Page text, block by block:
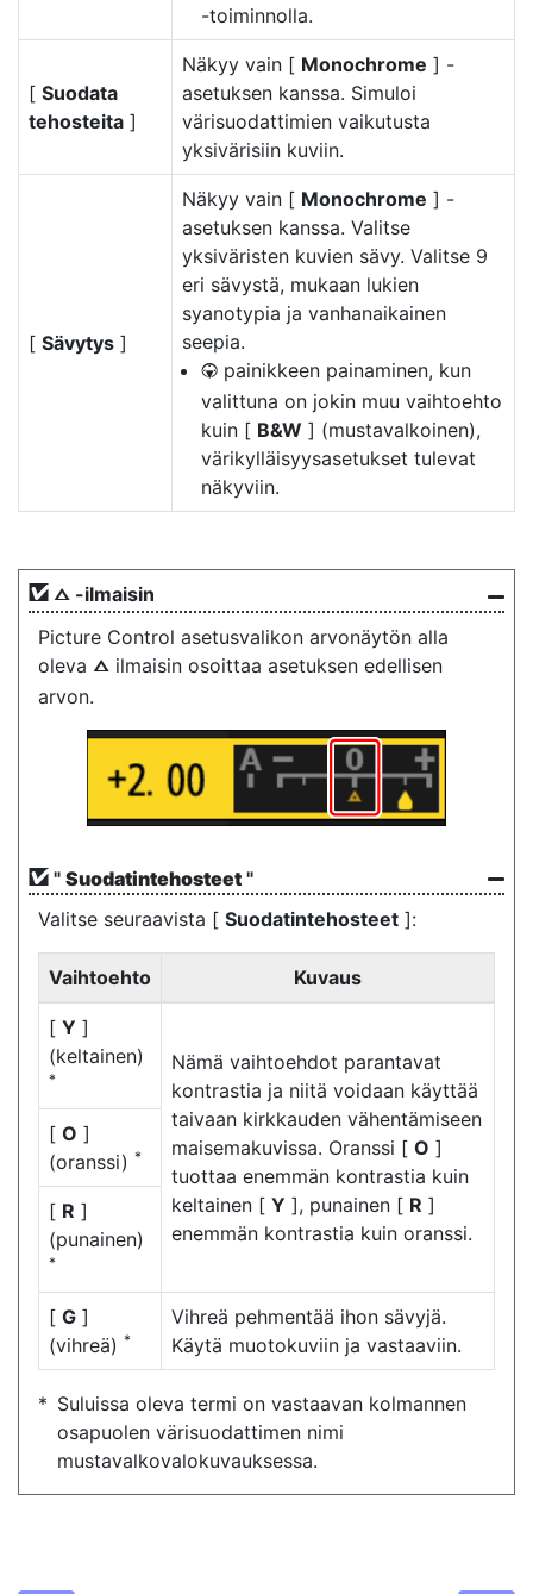
-toiminnolla.
[ Suodata
tehosteita ]
Näkyy vain [ Monochrome ] -
asetuksen kanssa. Simuloi
värisuodattimien vaikutusta
yksivärisiin kuviin.
[ Sävytys ]
Näkyy vain [ Monochrome ] -
asetuksen kanssa. Valitse
yksiväristen kuvien sävy. Valitse 9
eri sävystä, mukaan lukien
syanotypia ja vanhanaikainen
seepia.
3 painikkeen painaminen, kun
valittuna on jokin muu vaihtoehto
kuin [ B&W ] (mustavalkoinen),
värikylläisyysasetukset tulevat
näkyviin.
j -ilmaisin
Picture Control asetusvalikon arvonäytön alla
oleva j ilmaisin osoittaa asetuksen edellisen
arvon.
" Suodatintehosteet "
Valitse seuraavista [ Suodatintehosteet ]:
Vaihtoehto Kuvaus
[ Y ]
(keltainen)
*
Nämä vaihtoehdot parantavat
kontrastia ja niitä voidaan käyttää
taivaan kirkkauden vähentämiseen
maisemakuvissa. Oranssi [ O ]
tuottaa enemmän kontrastia kuin
keltainen [ Y ], punainen [ R ]
enemmän kontrastia kuin oranssi.
[ O ]
(oranssi) *
[ R ]
(punainen)
*
[ G ]
(vihreä) *
Vihreä pehmentää ihon sävyjä.
Käytä muotokuviin ja vastaaviin.
Suluissa oleva termi on vastaavan kolmannen
osapuolen värisuodattimen nimi
mustavalkovalokuvauksessa.